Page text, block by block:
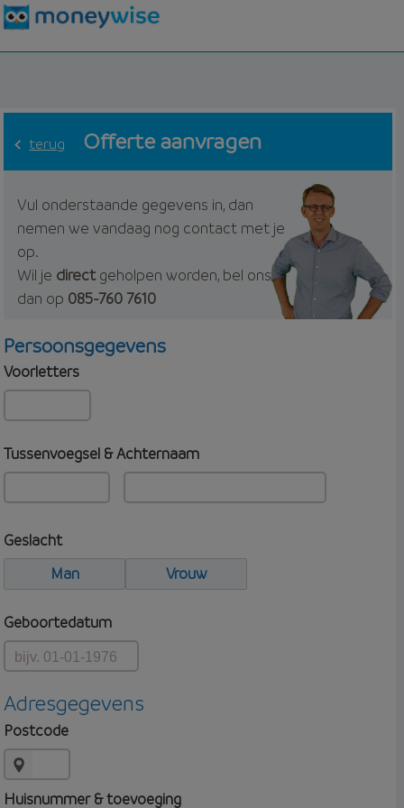
terug Offerte aanvragen
Vul onderstaande gegevens in, dan
nemen we vandaag nog contact met je
op.
Wil je directgeholpen worden, bel ons
dan op 085-760 7610
Persoonsgegevens
Voorletters
Tussenvoegsel & Achternaam
Geslacht
Man
Vrouw
Geboortedatum
Adresgegevens
Postcode
Huisnummer & toevoeging